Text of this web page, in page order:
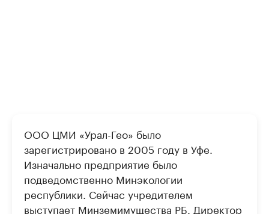
ООО ЦМИ «Урал-Гео» было
зарегистрировано в 2005 году в Уфе.
Изначально предприятие было
подведомственно Минэкологии
республики. Сейчас учредителем
выступает Минземимущества РБ. Директор